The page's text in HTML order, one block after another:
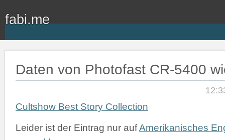
fabi.me
Daten von Photofast CR-5400
Cultshow Best Story Collection
Leider ist der Eintrag nur aufAmerikanisches